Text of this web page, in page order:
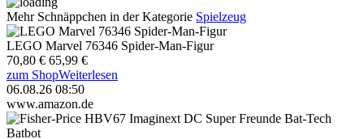
Mehr Schnäppchen in der Kategorie Spielzeug
LEGO Marvel 76346 Spider-Man-Figur
70,80 € 65,99 €
zum ShopWeiterlesen
06.08.26 08:50
www.amazon.de